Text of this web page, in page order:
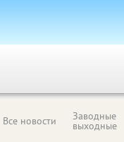
Все новости Заводные
выходные